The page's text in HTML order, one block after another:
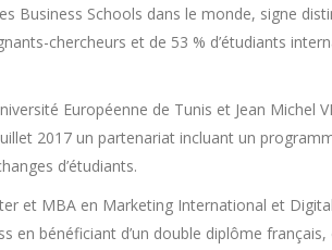
Business Schools dans le monde, signe
chercheurs et de 53 % d’étudiants
Européenne de Tunis et Jean Michel
2017 un partenariat incluant un
d’étudiants.
et MBA en Marketing International et
en bénéficiant d’un double diplôme